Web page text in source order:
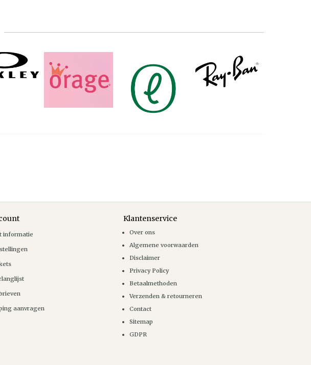
informatie
aanvragen
Klantenservice
Over ons
Algemene voorwaarden
Disclaimer
Privacy Policy
Betaalmethoden
Verzenden & retourneren
Contact
Sitemap
GDPR